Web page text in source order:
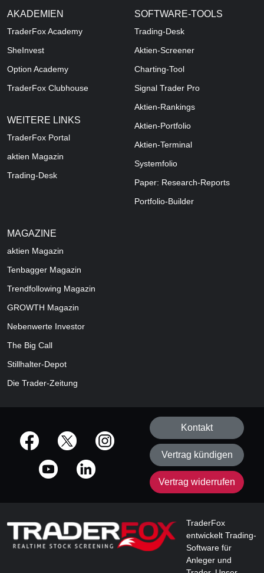
AKADEMIEN
TraderFox Academy
SheInvest
Option Academy
TraderFox Clubhouse
WEITERE LINKS
TraderFox Portal
aktien Magazin
Trading-Desk
SOFTWARE-TOOLS
Trading-Desk
Aktien-Screener
Charting-Tool
Signal Trader Pro
Aktien-Rankings
Aktien-Portfolio
Aktien-Terminal
Systemfolio
Paper: Research-Reports
Portfolio-Builder
MAGAZINE
aktien Magazin
Tenbagger Magazin
Trendfollowing Magazin
GROWTH Magazin
Nebenwerte Investor
The Big Call
Stillhalter-Depot
Die Trader-Zeitung
offizielle Social Media-Accounts
Kontakt
Vertrag kündigen
Vertrag widerrufen
TraderFox
entwickelt Trading-
Software für
Anleger und